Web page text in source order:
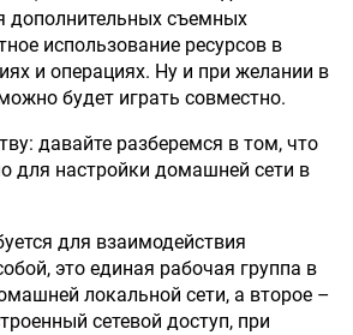
дополнительных съемных
использование ресурсов в
и операциях. Ну и при желании в
будет играть совместно.
давайте разберемся в том, что
для настройки домашней сети в
для взаимодействия
это единая рабочая группа в
локальной сети, а второе –
сетевой доступ, при